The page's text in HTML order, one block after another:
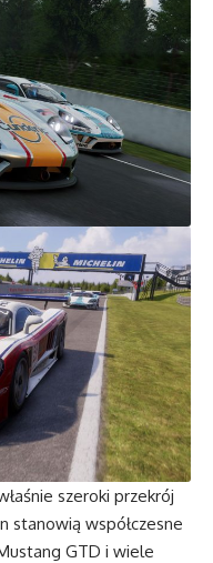
szeroki przekrój
stanowią współczesne
GTD i wiele